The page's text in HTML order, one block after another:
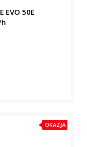
EVO 50E
OKAZJA